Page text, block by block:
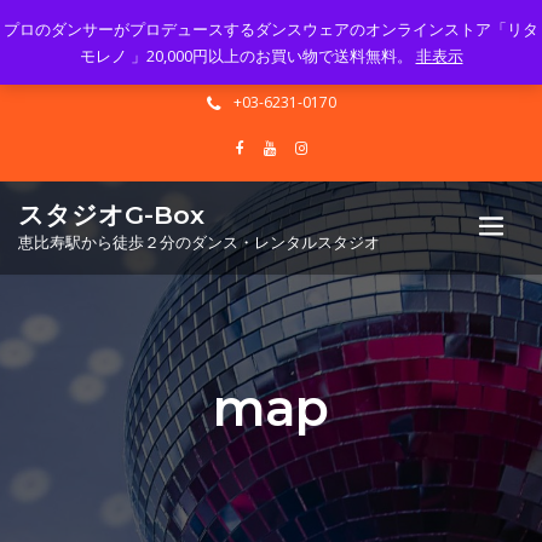
Mon - Sun 10.00 - 23.00
info@gbox-tango.com
+03-6231-0170
スタジオG-Box
恵比寿駅から徒歩２分のダンス・レンタルスタジオ
map
プロのダンサーがプロデュースするダンスウェアのオンラインストア「リタ
モレノ 」20,000円以上のお買い物で送料無料。 非表示